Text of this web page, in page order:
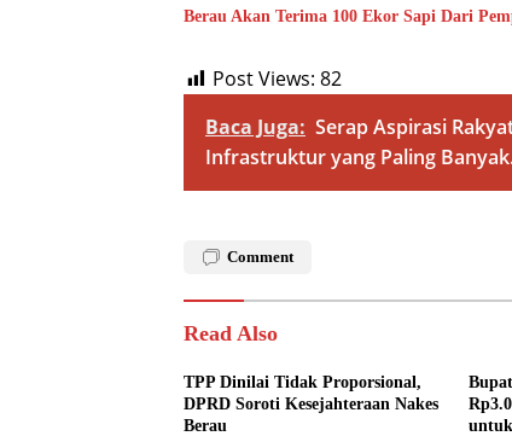
Berau Akan Terima 100 Ekor Sapi Dari
Post Views: 82
Baca Juga: Serap Aspirasi
Infrastruktur yang Paling
Comment
Read Also
TPP Dinilai Tidak Proporsional,
DPRD Soroti Kesejahteraan Nakes
Berau